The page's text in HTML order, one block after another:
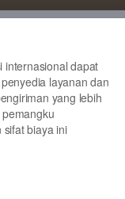
internasional dapat
layanan dan
yang lebih
biaya ini